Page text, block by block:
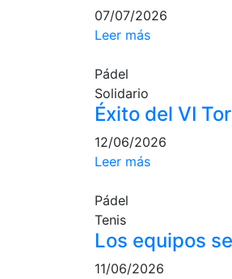
07/07/2026
Leer más
Pádel
Solidario
Éxito del VI
12/06/2026
Leer más
Pádel
Tenis
Los equipos
11/06/2026